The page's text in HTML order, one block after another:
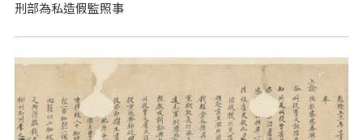
刑部為私造假監照事